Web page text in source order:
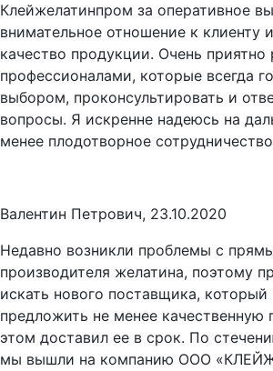
Клейжелатинпром за оперативное
внимательное отношение к клиенту
качество продукции. Очень приятно
профессионалами, которые всегда
выбором, проконсультировать и
вопросы. Я искренне надеюсь на
менее плодотворное
Валентин Петрович, 23.10.2020
Недавно возникли проблемы с
производителя желатина, поэтому
искать нового поставщика,
предложить не менее качественную
этом доставил ее в срок. По
мы вышли на компанию ООО